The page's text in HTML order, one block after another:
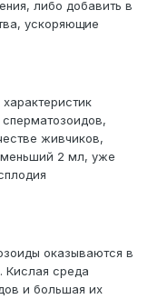
либо добавить в
ускоряющие
живчиков,
2 мл, уже
оказываются в
Кислая среда
и большая их